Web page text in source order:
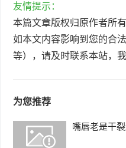
友情提示：
本篇文章版权归原作者所
如本文内容影响到您的合
等），请及时联系本站，
为您推荐
嘴唇老是干